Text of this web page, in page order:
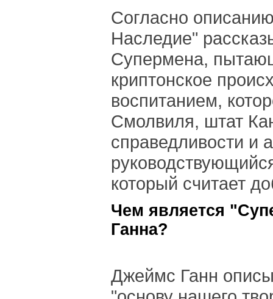
Согласно
Наследие"
Супермена,
криптонское
воспитанием,
Смолвиля, штат
справедливости и
который считает
Чем является
Ганна?
Джеймс Ганн